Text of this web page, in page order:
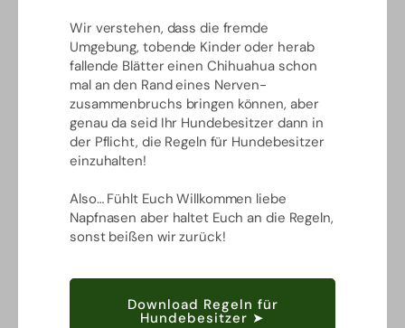
Wir verstehen, dass die fremde
Umgebung, tobende Kinder oder herab
fallende Blätter einen Chihuahua schon
mal an den Rand eines Nerven-
zusammenbruchs bringen können, aber
genau da seid Ihr Hundebesitzer dann in
der Pflicht, die Regeln für Hundebesitzer
einzuhalten!
Also… Fühlt Euch Willkommen liebe
Napfnasen aber haltet Euch an die Regeln,
sonst beißen wir zurück!
Download Regeln für
Hundebesitzer ➤